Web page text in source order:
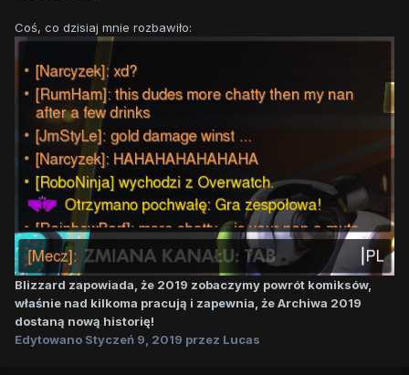
Coś, co dzisiaj mnie rozbawiło:
Blizzard zapowiada, że 2019 zobaczymy powrót komiksów,
właśnie nad kilkoma pracują i zapewnia, że Archiwa 2019
dostaną nową historię!
Edytowano Styczeń 9, 2019 przez Lucas